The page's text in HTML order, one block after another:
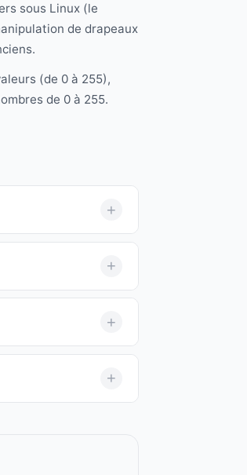
sous Linux (le
de drapeaux
(de 0 à 255),
de 0 à 255.